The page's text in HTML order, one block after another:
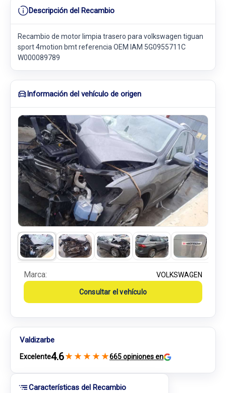
Características del Recambio
Descripción del Recambio
Recambio de motor limpia trasero para volkswagen tiguan
sport 4motion bmt referencia OEM IAM 5G0955711C
W000089789
Información del vehículo de origen
Marca: VOLKSWAGEN
Consultar el vehículo
Valdizarbe
Excelente4.6★ ★ ★ ★ ★665 opiniones en